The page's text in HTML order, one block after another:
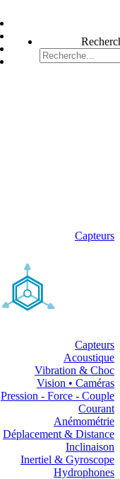
Capteurs
Capteurs
Acoustique
Vibration & Choc
Vision • Caméras
Pression - Force - Couple
Courant
Anémométrie
Déplacement & Distance
Inclinaison
Inertiel & Gyroscope
Hydrophones